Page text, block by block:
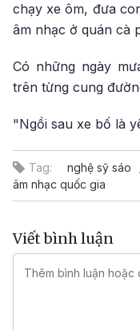
chạy xe ôm, đưa
âm nhạc ở quán cà
Có những ngày
trên từng cung
"Ngồi sau xe bố là
Tag: nghệ sỹ sáo
âm nhạc quốc gia
Viết bình luận